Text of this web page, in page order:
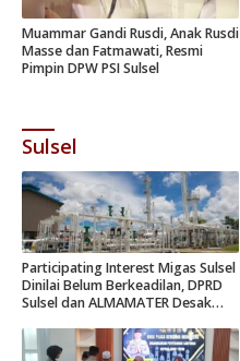
Muammar Gandi Rusdi, Anak Rusdi
Masse dan Fatmawati, Resmi
Pimpin DPW PSI Sulsel
Sulsel
Participating Interest Migas Sulsel
Dinilai Belum Berkeadilan, DPRD
Sulsel dan ALMAMATER Desak